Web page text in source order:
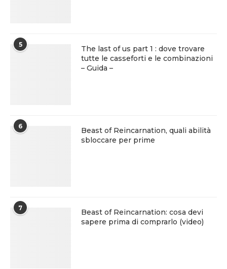
5
The last of us part 1 : dove trovare
tutte le casseforti e le combinazioni
– Guida –
6
Beast of Reincarnation, quali abilità
sbloccare per prime
7
Beast of Reincarnation: cosa devi
sapere prima di comprarlo (video)